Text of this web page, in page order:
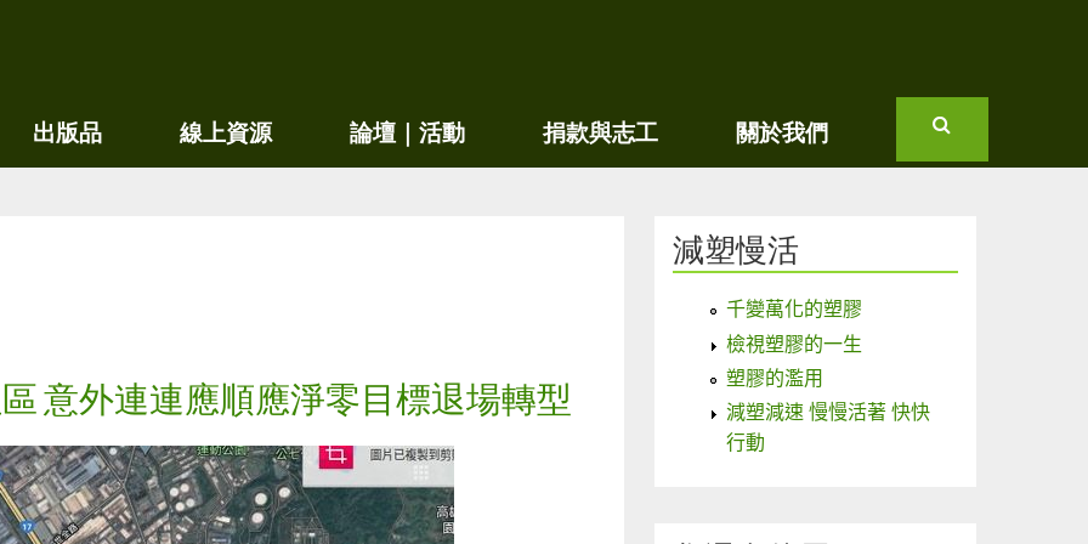
容
出版品 線上資源 論壇｜活動 捐款與志工 關於我們
尋
意外連連應順應淨零目標退場轉型
減塑慢活
千變萬化的塑膠
檢視塑膠的一生
塑膠的濫用
減塑減速 慢慢活著 快快
行動